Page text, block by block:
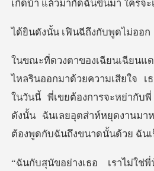
้น เฟินฉีถึ
ในวันนี้ พี่เขยต้องการจะหย่ากับ
ดังนั้น ฉันเลยอุ